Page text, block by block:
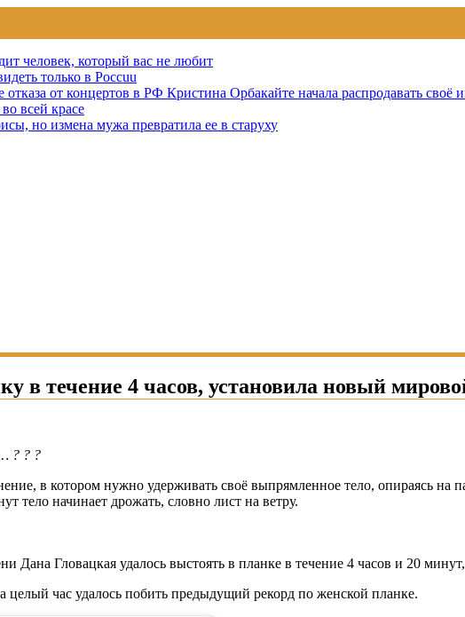
человек, который вас не любит
только в Россuu
отказа от концертов в РФ Кристина Орбакайте начала распродавать своё
всей красе
но измена мужа превратила ее в старуху
в течение 4 часов, установила новый
? ? ?
в котором нужно удерживать своё выпрямленное тело, опираясь на
тело начинает дрожать, словно лист на ветру.
Гловацкая удалось выстоять в планке в течение 4 часов и 20
час удалось побить предыдущий рекорд по женской планке.